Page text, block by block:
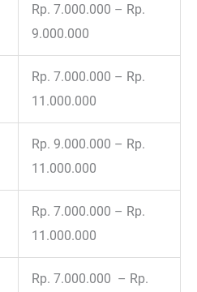
Rp. 7.000.000 – Rp.
9.000.000
Rp. 7.000.000 – Rp.
11.000.000
Rp. 9.000.000 – Rp.
11.000.000
Rp. 7.000.000 – Rp.
11.000.000
Rp. 7.000.000 – Rp.